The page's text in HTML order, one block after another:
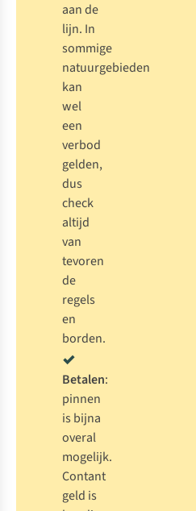
aan de
lijn. In
sommige
natuurgebieden
kan
wel
een
verbod
gelden,
dus
check
altijd
van
tevoren
de
regels
en
borden.
Betalen:
pinnen
is bijna
overal
mogelijk.
Contant
geld is